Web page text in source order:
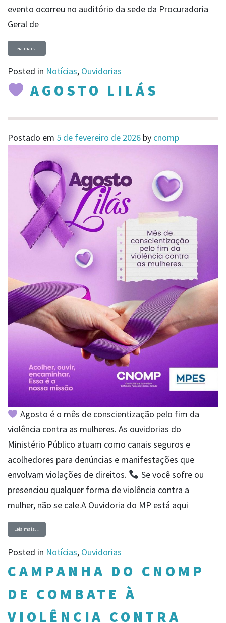
evento ocorreu no auditório da sede da Procuradoria
Geral de
Leia mais…
Posted in Notícias, Ouvidorias
AGOSTO LILÁS
Postado em 5 de fevereiro de 2026 by cnomp
Agosto é o mês de conscientização pelo fim da
violência contra as mulheres. As ouvidorias do
Ministério Público atuam como canais seguros e
acolhedores para denúncias e manifestações que
envolvam violações de direitos.
Se você sofre ou
presenciou qualquer forma de violência contra a
mulher, não se cale.A Ouvidoria do MP está aqui
Leia mais…
Posted in Notícias, Ouvidorias
CAMPANHA DO CNOMP
DE COMBATE À
VIOLÊNCIA CONTRA